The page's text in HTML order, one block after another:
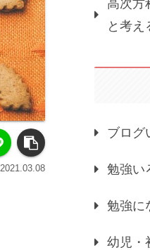
2021.03.08
高次方
と考え
ブログ
勉強い
勉強に
幼児・